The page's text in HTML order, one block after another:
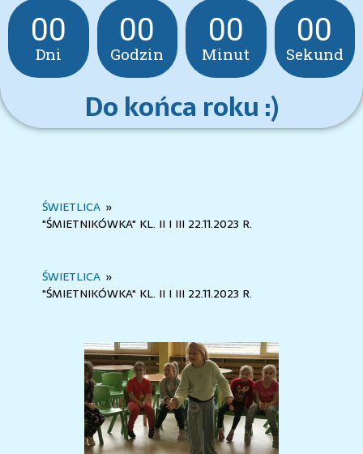
00
Dni
00
Godzin
00
Minut
00
Sekund
Do końca roku :)
ŚWIETLICA »
"ŚMIETNIKÓWKA" KL. II I III 22.11.2023 R.
ŚWIETLICA »
"ŚMIETNIKÓWKA" KL. II I III 22.11.2023 R.